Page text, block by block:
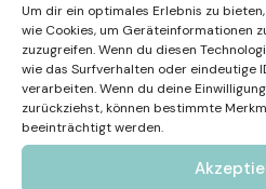
Um dir ein optimales Erlebnis zu
wie Cookies, um Geräteinformationen
zuzugreifen. Wenn du diesen
wie das Surfverhalten oder eindeutige
verarbeiten. Wenn du deine
zurückziehst, können bestimmte
beeinträchtigt werden.